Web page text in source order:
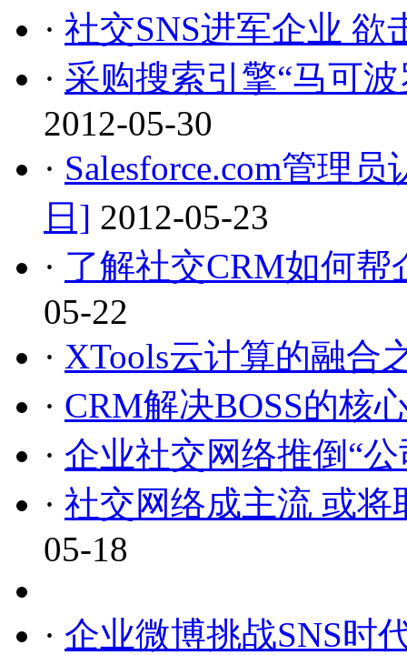
· 社交SNS进军企业 欲
· 采购搜索引擎“马可
2012-05-30
· Salesforce.com管理
日] 2012-05-23
· 了解社交CRM如何
05-22
· XTools云计算的融合
· CRM解决BOSS的核
· 企业社交网络推倒“
· 社交网络成主流 或
05-18
· 企业微博挑战SNS时